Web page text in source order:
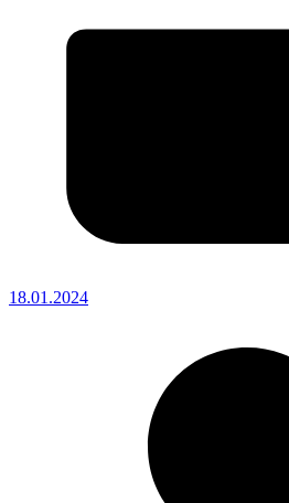
18.01.2024